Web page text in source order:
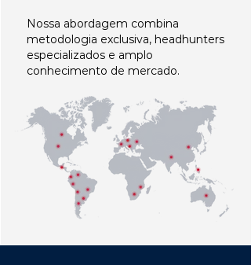
Nossa abordagem combina
metodologia exclusiva, headhunters
especializados e amplo
conhecimento de mercado.